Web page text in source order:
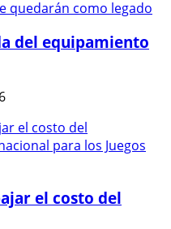
del equipamiento
el costo del